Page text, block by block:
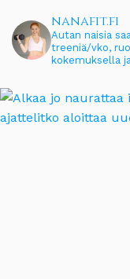
nanafit.fi
Autan naisia
treeniä/vko,
kokemuksella